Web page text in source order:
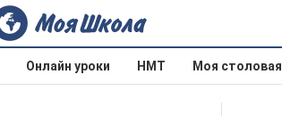
Онлайн уроки НМТ Моя столовая